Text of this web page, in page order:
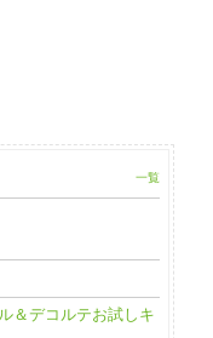
一覧
＆デコルテお試しキ